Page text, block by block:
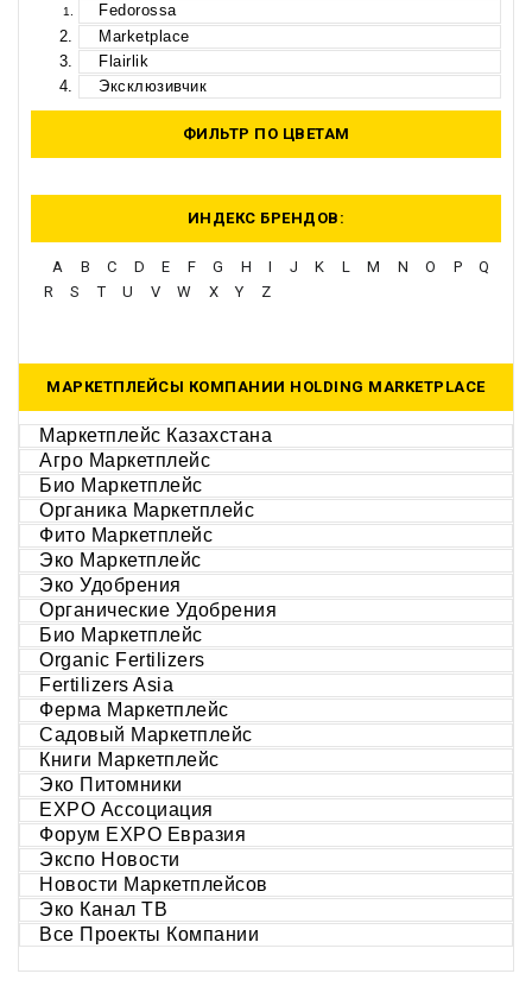
Fedorossa
Marketplace
Flairlik
Эксклюзивчик
ФИЛЬТР ПО ЦВЕТАМ
ИНДЕКС БРЕНДОВ:
A B C D E F G H I J K L M N O P
Q
R
S T U V W X Y Z
МАРКЕТПЛЕЙСЫ КОМПАНИИ HOLDING MARKETPLACE
Маркетплейс Казахстана
Агро Маркетплейс
Био Маркетплейс
Органика Маркетплейс
Фито Маркетплейс
Эко Маркетплейс
Эко Удобрения
Органические Удобрения
Био Маркетплейс
Organic Fertilizers
Fertilizers Asia
Ферма Маркетплейс
Садовый Маркетплейс
Книги Маркетплейс
Эко Питомники
EXPO Ассоциация
Форум EXPO Евразия
Экспо Новости
Новости Маркетплейсов
Эко Канал ТВ
Все Проекты Компании